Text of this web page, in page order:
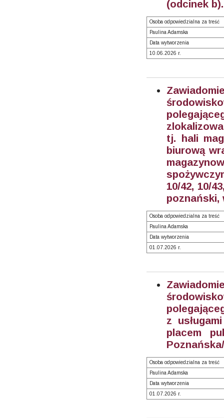
(odcinek
Osoba odpowiedzialna za treść
Paulina Adamska
Data wytworzenia
10.06.2026 r.
tj. hali
biurową
10/42, 10/
poznański,
Osoba odpowiedzialna za treść
Paulina Adamska
Data wytworzenia
01.07.2026 r.
z
placem
Osoba odpowiedzialna za treść
Paulina Adamska
Data wytworzenia
01.07.2026 r.